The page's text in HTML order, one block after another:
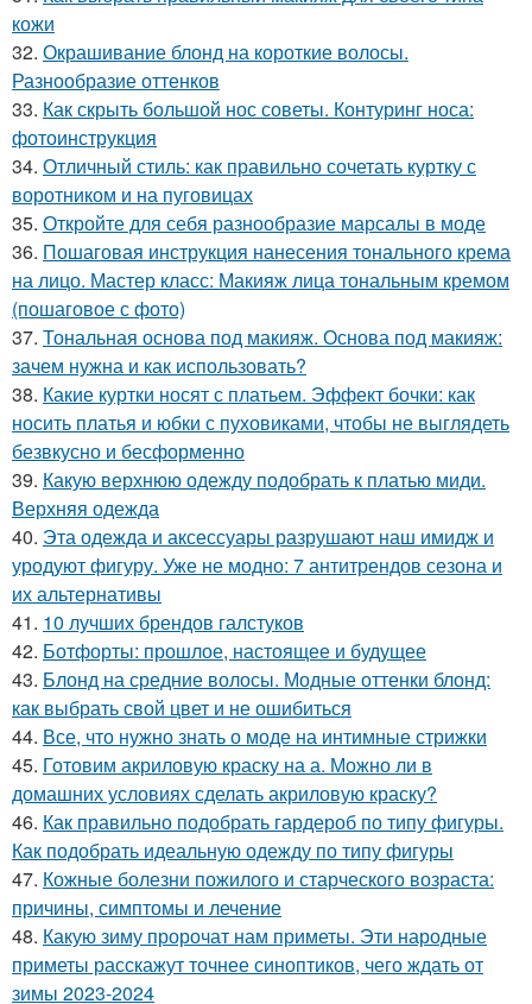
кожи
32. Окрашивание блонд на короткие волосы.
Разнообразие оттенков
33. Как скрыть большой нос советы. Контуринг носа:
фотоинструкция
34. Отличный стиль: как правильно сочетать куртку с
воротником и на пуговицах
35. Откройте для себя разнообразие марсалы в моде
36. Пошаговая инструкция нанесения тонального крема
на лицо. Мастер класс: Макияж лица тональным кремом
(пошаговое с фото)
37. Тональная основа под макияж. Основа под макияж:
зачем нужна и как использовать?
38. Какие куртки носят с платьем. Эффект бочки: как
носить платья и юбки с пуховиками, чтобы не выглядеть
безвкусно и бесформенно
39. Какую верхнюю одежду подобрать к платью миди.
Верхняя одежда
40. Эта одежда и аксессуары разрушают наш имидж и
уродуют фигуру. Уже не модно: 7 антитрендов сезона и
их альтернативы
41. 10 лучших брендов галстуков
42. Ботфорты: прошлое, настоящее и будущее
43. Блонд на средние волосы. Модные оттенки блонд:
как выбрать свой цвет и не ошибиться
44. Все, что нужно знать о моде на интимные стрижки
45. Готовим акриловую краску на а. Можно ли в
домашних условиях сделать акриловую краску?
46. Как правильно подобрать гардероб по типу фигуры.
Как подобрать идеальную одежду по типу фигуры
47. Кожные болезни пожилого и старческого возраста:
причины, симптомы и лечение
48. Какую зиму пророчат нам приметы. Эти народные
приметы расскажут точнее синоптиков, чего ждать от
зимы 2023-2024